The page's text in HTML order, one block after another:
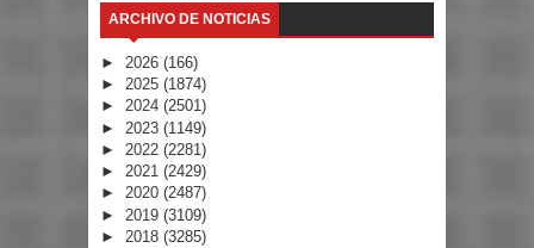
ARCHIVO DE NOTICIAS
► 2026 (166)
► 2025 (1874)
► 2024 (2501)
► 2023 (1149)
► 2022 (2281)
► 2021 (2429)
► 2020 (2487)
► 2019 (3109)
► 2018 (3285)